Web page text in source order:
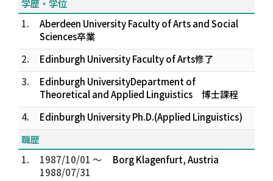
学歴・学位
1.
Aberdeen University Faculty of Arts and Social
Sciences卒業
2.
Edinburgh University Faculty of Arts修了
3.
Edinburgh UniversityDepartment of
Theoretical and Applied Linguistics 博士課程
4.
Edinburgh University Ph.D.(Applied Linguistics)
職歴
1.
1987/10/01 ～
1988/07/31
Borg Klagenfurt, Austria